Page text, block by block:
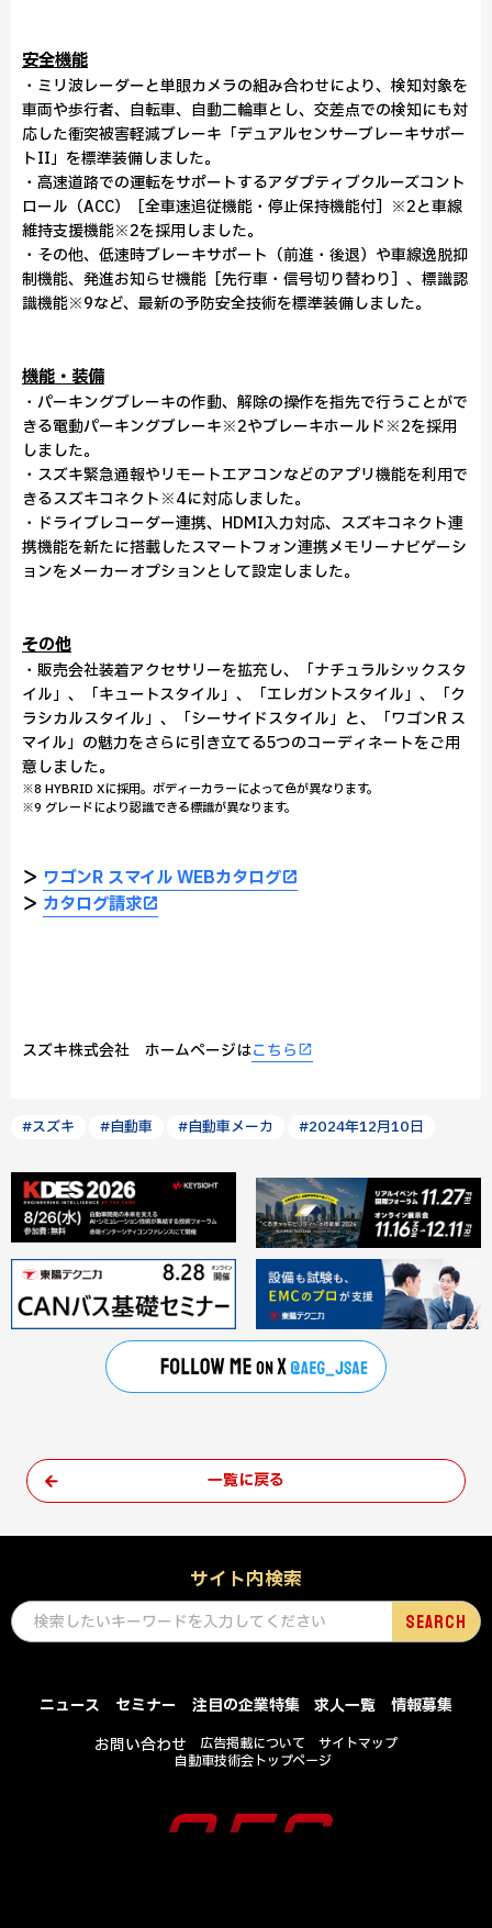
安全機能
・ミリ波レーダーと単眼カメラの組み合わせにより、検知対象を
車両や歩行者、自転車、自動二輪車とし、交差点での検知にも対
応した衝突被害軽減ブレーキ「デュアルセンサーブレーキサポー
トII」を標準装備しました。
・高速道路での運転をサポートするアダプティブクルーズコント
ロール（ACC）［全車速追従機能・停止保持機能付］※2と車線
維持支援機能※2を採用しました。
・その他、低速時ブレーキサポート（前進・後退）や車線逸脱抑
制機能、発進お知らせ機能［先行車・信号切り替わり］、標識認
識機能※9など、最新の予防安全技術を標準装備しました。
機能・装備
・パーキングブレーキの作動、解除の操作を指先で行うことがで
きる電動パーキングブレーキ※2やブレーキホールド※2を採用
しました。
・スズキ緊急通報やリモートエアコンなどのアプリ機能を利用で
きるスズキコネクト※4に対応しました。
・ドライブレコーダー連携、HDMI入力対応、スズキコネクト連
携機能を新たに搭載したスマートフォン連携メモリーナビゲーシ
ョンをメーカーオプションとして設定しました。
その他
・販売会社装着アクセサリーを拡充し、「ナチュラルシックスタ
イル」、「キュートスタイル」、「エレガントスタイル」、「ク
ラシカルスタイル」、「シーサイドスタイル」と、「ワゴンR ス
マイル」の魅力をさらに引き立てる5つのコーディネートをご用
意しました。
※8 HYBRID Xに採用。ボディーカラーによって色が異なります。
※9 グレードにより認識できる標識が異なります。
＞ ワゴンR スマイル WEBカタログ
＞ カタログ請求
スズキ株式会社 ホームページはこちら
#スズキ #自動車 #自動車メーカ #2024年12月10日
一覧に戻る
サイト内検索
ニュース セミナー 注目の企業特集 求人一覧
情報募集
お問い合わせ
広告掲載について
サイトマップ
自動車技術会トップページ